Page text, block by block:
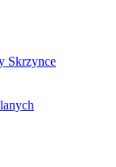
Skrzynce